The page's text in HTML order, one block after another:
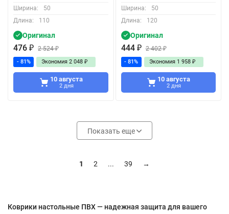
Ширина:
50
Длина:
110
Оригинал
476 ₽ 2 524₽
- 81% Экономия 2 048 ₽
10 августа
2 дня
Ширина:
50
Длина:
120
Оригинал
444 ₽ 2 402₽
- 81% Экономия 1 958 ₽
10 августа
2 дня
Показать еще
1 2 ... 39 →
Коврики настольные ПВХ — надежная защита для вашего